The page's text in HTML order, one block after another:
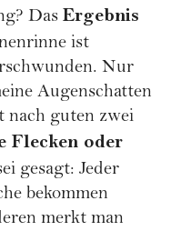
Das Ergebnis
ist
Nur
Augenschatten
nach guten zwei
Flecken oder
gesagt: Jeder
bekommen
merkt man